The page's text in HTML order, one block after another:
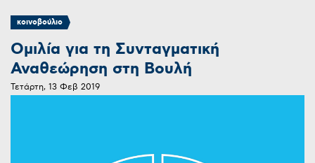
κοινοβούλιο
Ομιλία για τη Συνταγματική
Αναθεώρηση στη Βουλή
Τετάρτη, 13 Φεβ 2019